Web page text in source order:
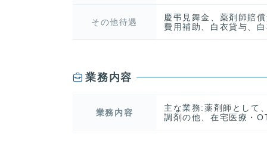
その他待遇
慶弔見舞金、薬剤師賠
費用補助、白衣貸与、
業務内容
業務内容
主な業務:薬剤師として
調剤の他、在宅医療・